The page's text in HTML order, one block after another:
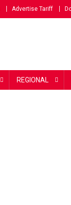
Advertise Tariff
REGIONAL